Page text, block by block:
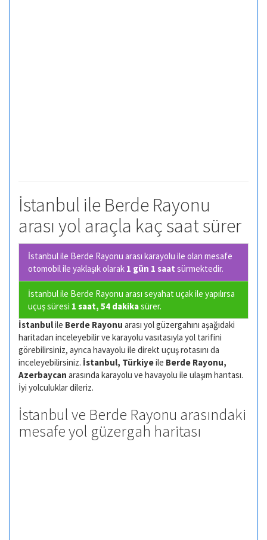
İstanbul ile Berde Rayonu
arası yol araçla kaç saat sürer
İstanbul ile Berde Rayonu arası karayolu ile olan mesafe
otomobil ile yaklaşık olarak 1 gün 1 saat sürmektedir.
İstanbul ile Berde Rayonu arası seyahat uçak ile yapılırsa
uçuş süresi 1 saat, 54 dakikasürer.
İstanbulile Berde Rayonu arası yol güzergahını aşağıdaki
haritadan inceleyebilir ve karayolu vasıtasıyla yol tarifini
görebilirsiniz, ayrıca havayolu ile direkt uçuş rotasını da
inceleyebilirsiniz. İstanbul, Türkiyeile Berde Rayonu,
Azerbaycan arasında karayolu ve havayolu ile ulaşım harıtası.
İyi yolculuklar dileriz.
İstanbul ve Berde Rayonu arasındaki
mesafe yol güzergah haritası